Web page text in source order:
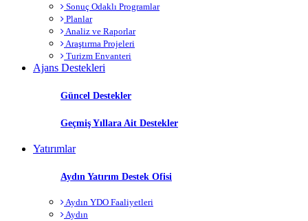
Sonuç Odaklı Programlar
Planlar
Analiz ve Raporlar
Araştırma Projeleri
Turizm Envanteri
Ajans Destekleri
Güncel Destekler
Geçmiş Yıllara Ait Destekler
Yatırımlar
Aydın Yatırım Destek Ofisi
Aydın YDO Faaliyetleri
Aydın